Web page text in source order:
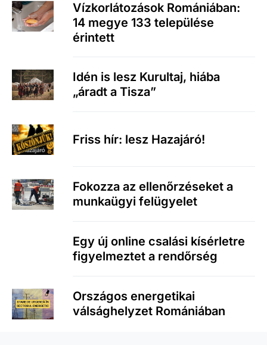
Vízkorlátozások Romániában:
14 megye 133 települése
érintett
Idén is lesz Kurultaj, hiába
„áradt a Tisza”
Friss hír: lesz Hazajáró!
Fokozza az ellenőrzéseket a
munkaügyi felügyelet
Egy új online csalási kísérletre
figyelmeztet a rendőrség
Országos energetikai
válsághelyzet Romániában